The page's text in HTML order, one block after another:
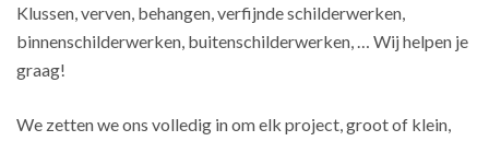
Klussen, verven, behangen, verfijnde schilderwerken,
binnenschilderwerken, buitenschilderwerken, … Wij helpen je
graag!
We zetten we ons volledig in om elk project, groot of klein,